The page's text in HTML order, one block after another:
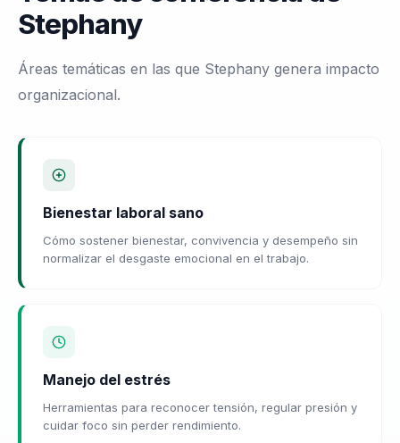
Stephany
Áreas temáticas en las que Stephany genera impacto
organizacional.
Bienestar laboral sano
Cómo sostener bienestar, convivencia y desempeño sin
normalizar el desgaste emocional en el trabajo.
Manejo del estrés
Herramientas para reconocer tensión, regular presión y
cuidar foco sin perder rendimiento.